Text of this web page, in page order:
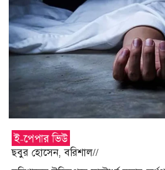
ছবুর হোসেন, বরিশাল//